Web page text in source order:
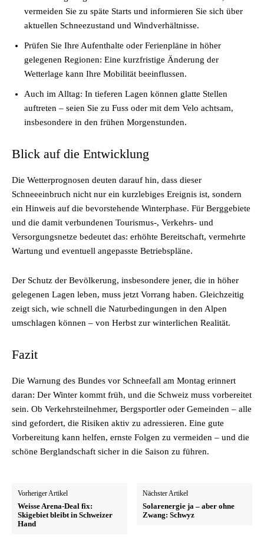
vermeiden Sie zu späte Starts und informieren Sie sich über
aktuellen Schneezustand und Windverhältnisse.
Prüfen Sie Ihre Aufenthalte oder Ferienpläne in höher
gelegenen Regionen: Eine kurzfristige Änderung der
Wetterlage kann Ihre Mobilität beeinflussen.
Auch im Alltag: In tieferen Lagen können glatte Stellen
auftreten – seien Sie zu Fuss oder mit dem Velo achtsam,
insbesondere in den frühen Morgenstunden.
Blick auf die Entwicklung
Die Wetterprognosen deuten darauf hin, dass dieser
Schneeeinbruch nicht nur ein kurzlebiges Ereignis ist, sondern
ein Hinweis auf die bevorstehende Winterphase. Für Berggebiete
und die damit verbundenen Tourismus-, Verkehrs- und
Versorgungsnetze bedeutet das: erhöhte Bereitschaft, vermehrte
Wartung und eventuell angepasste Betriebspläne.
Der Schutz der Bevölkerung, insbesondere jener, die in höher
gelegenen Lagen leben, muss jetzt Vorrang haben. Gleichzeitig
zeigt sich, wie schnell die Naturbedingungen in den Alpen
umschlagen können – von Herbst zur winterlichen Realität.
Fazit
Die Warnung des Bundes vor Schneefall am Montag erinnert
daran: Der Winter kommt früh, und die Schweiz muss vorbereitet
sein. Ob Verkehrsteilnehmer, Bergsportler oder Gemeinden – alle
sind gefordert, die Risiken aktiv zu adressieren. Eine gute
Vorbereitung kann helfen, ernste Folgen zu vermeiden – und die
schöne Berglandschaft sicher in die Saison zu führen.
Vorheriger Artikel
Weisse Arena-Deal fix:
Skigebiet bleibt in Schweizer
Hand
Nächster Artikel
Solarenergie ja – aber ohne
Zwang: Schwyz